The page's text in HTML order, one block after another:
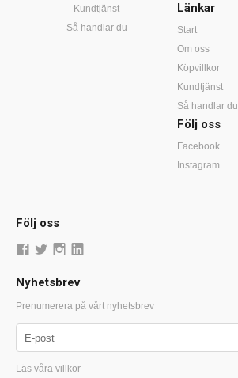
Kundtjänst
Så handlar du
Länkar
Start
Om oss
Köpvillkor
Kundtjänst
Så handlar du
Följ oss
Facebook
Instagram
Följ oss
Nyhetsbrev
Prenumerera på vårt nyhetsbrev
Läs våra villkor